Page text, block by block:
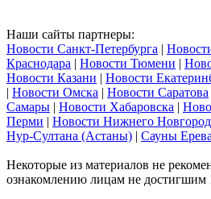
Наши сайты партнеры:
Новости Санкт-Петербурга |
Краснодара | Новости Тюмени |
Новости Казани | Новости
| Новости Омска | Новости Саратова
Самары | Новости Хабаровска |
Перми | Новости Нижнего
Нур-Султана (Астаны) | Сауны
Некоторые из материалов не
ознакомлению лицам не достигшим